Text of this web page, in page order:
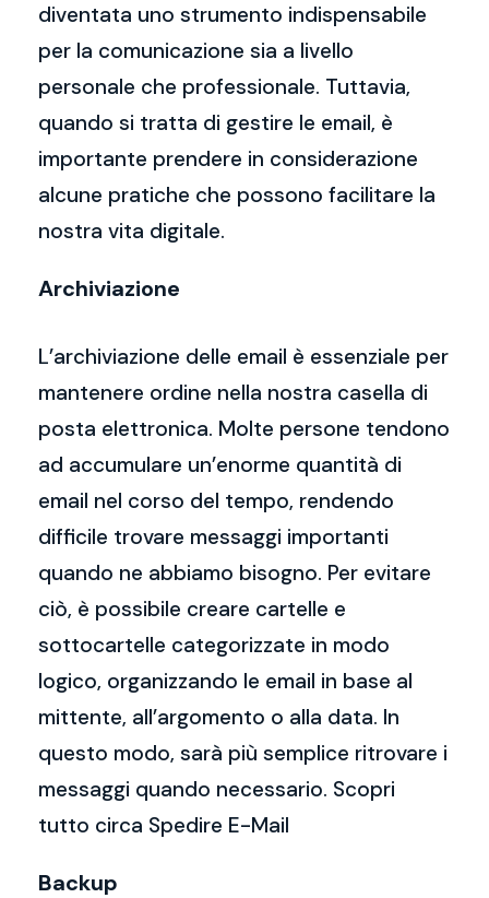
diventata uno strumento indispensabile
per la comunicazione sia a livello
personale che professionale. Tuttavia,
quando si tratta di gestire le email, è
importante prendere in considerazione
alcune pratiche che possono facilitare la
nostra vita digitale.
Archiviazione
L’archiviazione delle email è essenziale per
mantenere ordine nella nostra casella di
posta elettronica. Molte persone tendono
ad accumulare un’enorme quantità di
email nel corso del tempo, rendendo
difficile trovare messaggi importanti
quando ne abbiamo bisogno. Per evitare
ciò, è possibile creare cartelle e
sottocartelle categorizzate in modo
logico, organizzando le email in base al
mittente, all’argomento o alla data. In
questo modo, sarà più semplice ritrovare i
messaggi quando necessario. Scopri
tutto circa Spedire E-Mail
Backup